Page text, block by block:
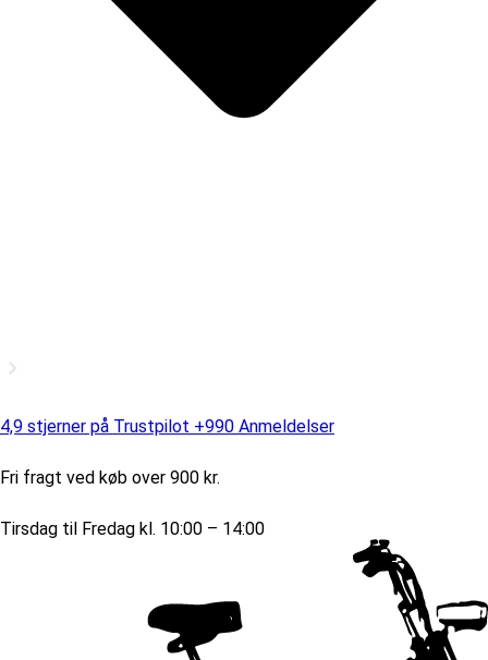
4,9 stjerner på Trustpilot +990 Anmeldelser
Fri fragt ved køb over 900 kr.
Tirsdag til Fredag kl. 10:00 – 14:00